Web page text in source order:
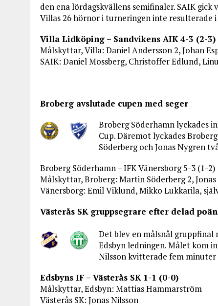
den ena lördagskvällens semifinaler. SAIK
Villas 26 hörnor i turneringen inte resulterade
Villa Lidköping – Sandvikens AIK 4-3 (2-3)
Målskyttar, Villa: Daniel Andersson 2, Johan
SAIK: Daniel Mossberg, Christoffer Edlund,
Broberg avslutade cupen med seger
Broberg Söderhamn lyckades
Cup. Däremot lyckades
Söderberg och Jonas Nygren
Broberg Söderhamn – IFK Vänersborg 5-3 (1-2)
Målskyttar, Broberg: Martin Söderberg 2,
Vänersborg: Emil Viklund, Mikko Lukkarila,
Västerås SK gruppsegrare efter delad
Det blev en målsnål gruppfinal
Edsbyn ledningen. Målet kom
Nilsson kvitterade fem
Edsbyns IF – Västerås SK 1-1 (0-0)
Målskyttar, Edsbyn: Mattias Hammarström
Västerås SK: Jonas Nilsson